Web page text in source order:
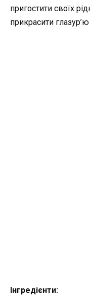
пригостити своїх
прикрасити
Інгредієнти: